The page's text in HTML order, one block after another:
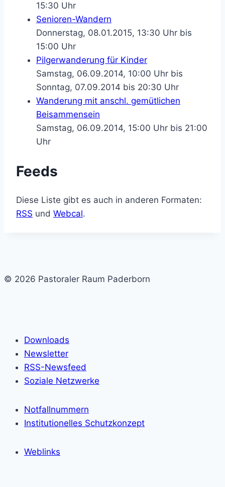
15:30 Uhr
Senioren-Wandern
Donnerstag, 08.01.2015, 13:30 Uhr bis
15:00 Uhr
Pilgerwanderung für Kinder
Samstag, 06.09.2014, 10:00 Uhr bis
Sonntag, 07.09.2014 bis 20:30 Uhr
Wanderung mit anschl. gemütlichen
Beisammensein
Samstag, 06.09.2014, 15:00 Uhr bis 21:00
Uhr
Feeds
Diese Liste gibt es auch in anderen Formaten:
RSS und Webcal.
© 2026 Pastoraler Raum Paderborn
Downloads
Newsletter
RSS-Newsfeed
Soziale Netzwerke
Notfallnummern
Institutionelles Schutzkonzept
Weblinks